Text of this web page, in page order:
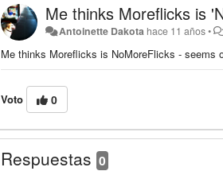
Me thinks Moreflicks is
Antoinette Dakota hace 11 años•
Me thinks Moreflicks is NoMoreFlicks - seems
Voto 0
Respuestas 0